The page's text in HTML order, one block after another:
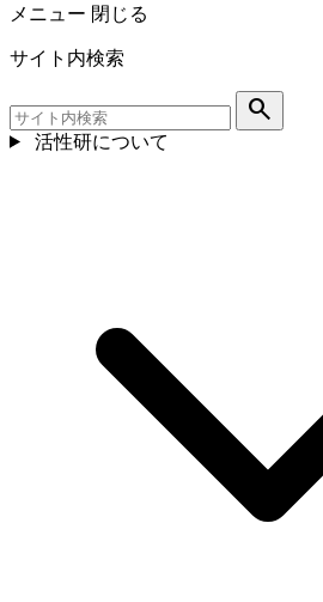
メニュー 閉じる
サイト内検索
search
活性研について